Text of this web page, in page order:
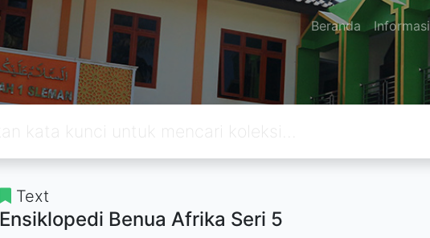
Beranda Informasi
Text
Ensiklopedi Benua Afrika Seri 5